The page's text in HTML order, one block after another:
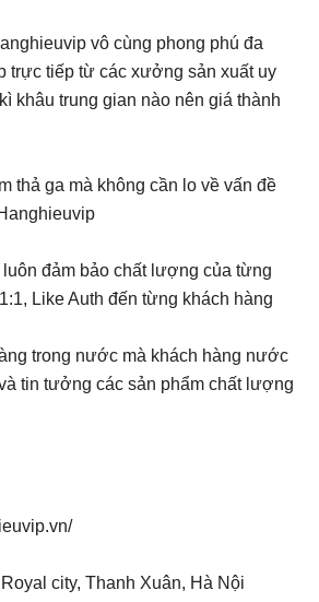
vô cùng phong phú đa
trực tiếp từ các xưởng sản xuất uy
khâu trung gian nào nên giá thành
thả ga mà không cần lo về vấn đề
đảm bảo chất lượng của từng
Like Auth đến từng khách hàng
trong nước mà khách hàng nước
tin tưởng các sản phẩm chất lượng
city, Thanh Xuân, Hà Nội